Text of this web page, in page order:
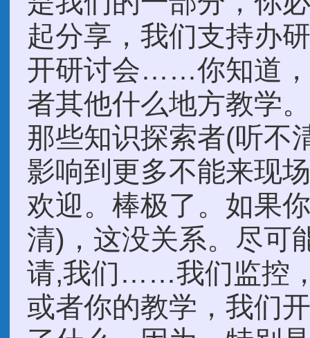
起分享，我们支持办
开研讨会……你知道，
者其他什么地方教学
那些知识探索者(听不
影响到更多不能来现
欢迎。棒极了。如果
清)，这没关系。尽可
请,我们……我们监控
或者你的教学，我们